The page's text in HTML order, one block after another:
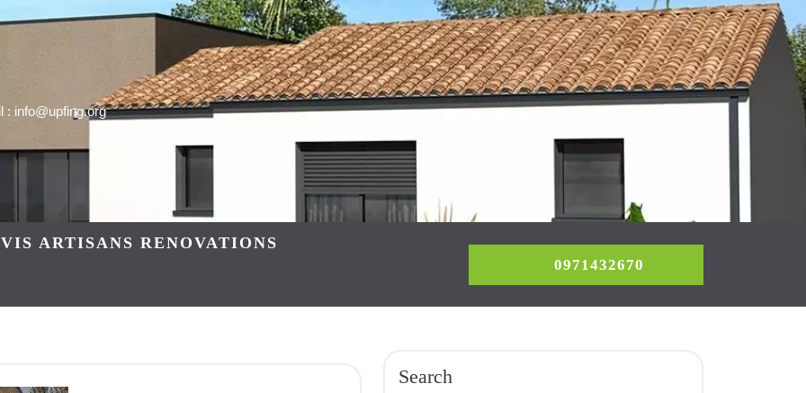
: info@upfing.org
ARTISANS RENOVATIONS
0971432670
Search